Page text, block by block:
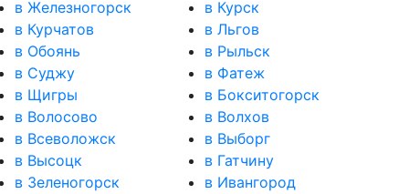
в Железногорск
в Курск
в Курчатов
в Льгов
в Обоянь
в Рыльск
в Суджу
в Фатеж
в Щигры
в Бокситогорск
в Волосово
в Волхов
в Всеволожск
в Выборг
в Высоцк
в Гатчину
в Зеленогорск
в Ивангород